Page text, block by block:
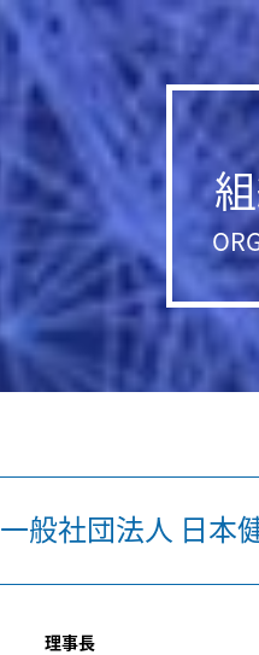
一般社団法人 日本
理事長